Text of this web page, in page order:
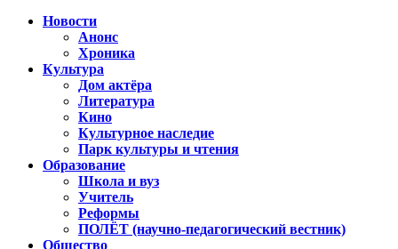
Новости
Анонс
Хроника
Культура
Дом актёра
Литература
Кино
Культурное наследие
Парк культуры и чтения
Образование
Школа и вуз
Учитель
Реформы
ПОЛЁТ (научно-педагогический вестник)
Общество